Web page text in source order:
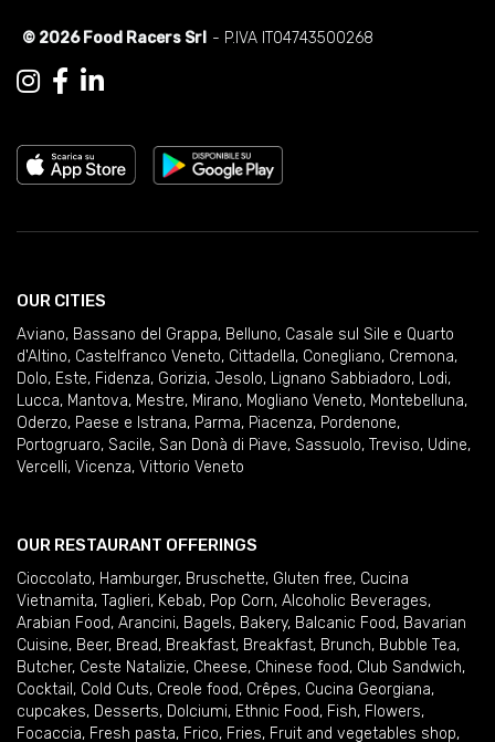
© 2026 Food Racers Srl - P.IVA IT04743500268
OUR CITIES
Aviano, Bassano del Grappa, Belluno, Casale sul Sile e Quarto
d'Altino, Castelfranco Veneto, Cittadella, Conegliano, Cremona,
Dolo, Este, Fidenza, Gorizia, Jesolo, Lignano Sabbiadoro, Lodi,
Lucca, Mantova, Mestre, Mirano, Mogliano Veneto, Montebelluna,
Oderzo, Paese e Istrana, Parma, Piacenza, Pordenone,
Portogruaro, Sacile, San Donà di Piave, Sassuolo, Treviso, Udine,
Vercelli, Vicenza, Vittorio Veneto
OUR RESTAURANT OFFERINGS
Cioccolato, Hamburger, Bruschette, Gluten free, Cucina
Vietnamita, Taglieri, Kebab, Pop Corn, Alcoholic Beverages,
Arabian Food, Arancini, Bagels, Bakery, Balcanic Food, Bavarian
Cuisine, Beer, Bread, Breakfast, Breakfast, Brunch, Bubble Tea,
Butcher, Ceste Natalizie, Cheese, Chinese food, Club Sandwich,
Cocktail , Cold Cuts, Creole food, Crêpes, Cucina Georgiana,
cupcakes, Desserts, Dolciumi, Ethnic Food, Fish, Flowers,
Focaccia, Fresh pasta, Frico, Fries, Fruit and vegetables shop,